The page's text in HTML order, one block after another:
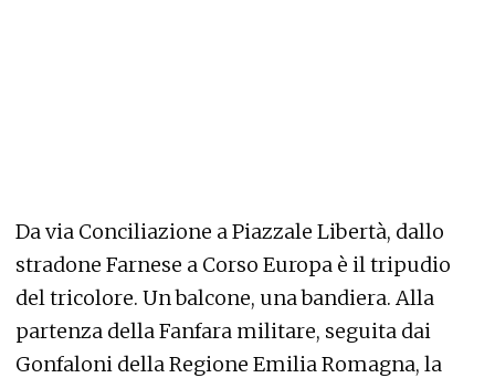
Da via Conciliazione a Piazzale Libertà, dallo
stradone Farnese a Corso Europa è il tripudio
del tricolore. Un balcone, una bandiera. Alla
partenza della Fanfara militare, seguita dai
Gonfaloni della Regione Emilia Romagna, la